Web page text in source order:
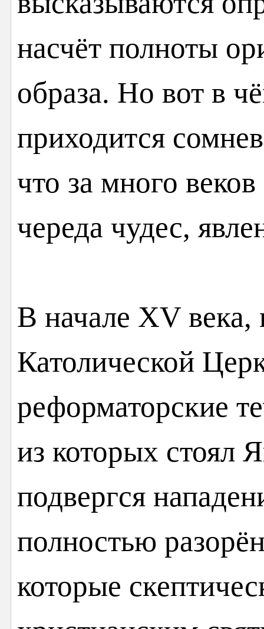
насчёт полноты
образа. Но вот в
приходится
что за много
череда чудес,
В начале XV века,
Католической
реформаторские
из которых стоял
подвергся
полностью
которые